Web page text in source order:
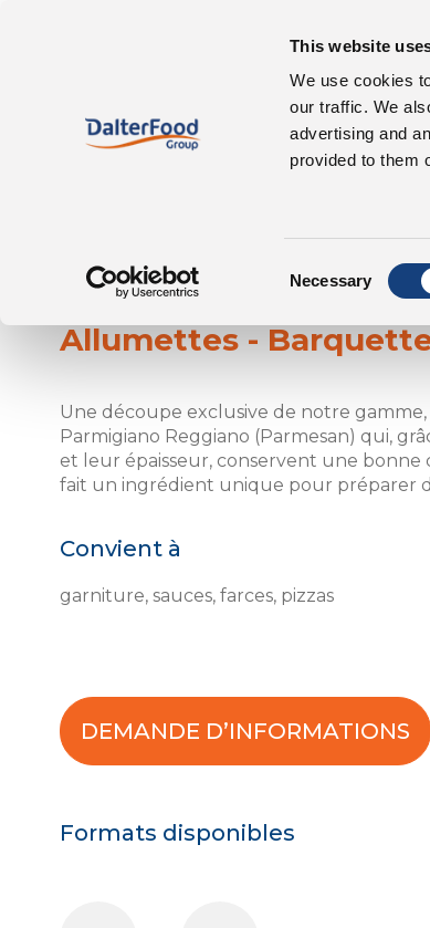
This website
We use cookies
our traffic. We
advertising and
provided to them
Necessary
À propos
Parmigiano
Allumettes -
Une découpe exclusive de notre
Parmigiano Reggiano (Parmesan) qui,
et leur épaisseur, conservent une bonne
fait un ingrédient unique pour préparer
Convient à
garniture, sauces, farces, pizzas
DEMANDE D’INFORMATIONS
Formats disponibles